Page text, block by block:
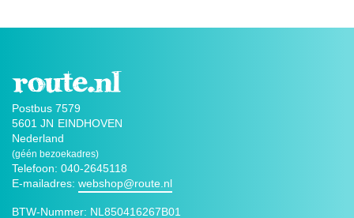
Postbus 7579
5601 JN EINDHOVEN
Nederland
(géén bezoekadres)
Telefoon: 040-2645118
E-mailadres: webshop@route.nl
BTW-Nummer: NL850416267B01